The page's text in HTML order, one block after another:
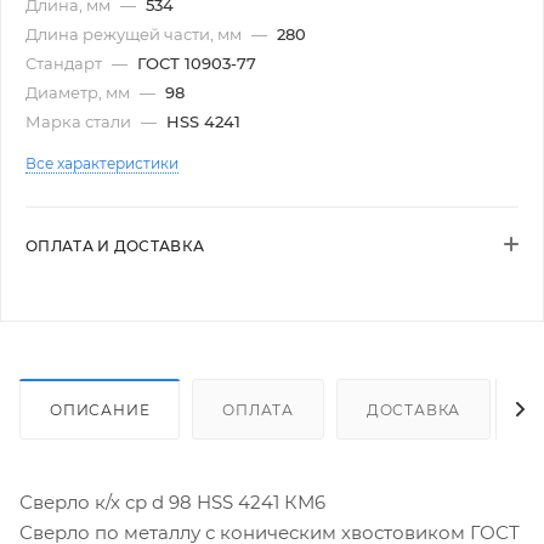
Длина, мм — 534
Длина режущей части, мм — 280
Стандарт — ГОСТ 10903-77
Диаметр, мм — 98
Марка стали — HSS 4241
Все характеристики
ОПЛАТА И ДОСТАВКА
ОПИСАНИЕ ОПЛАТА ДОСТАВКА
Сверло к/х ср d 98 HSS 4241 КМ6
Сверло по металлу с коническим хвостовиком ГОСТ